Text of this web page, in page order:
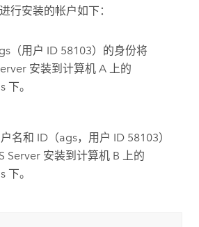
行安装的帐户如下：
（用户 ID 58103）的身份将
安装到计算机 A 上的
下。
名和 ID（ags，用户 ID 58103）
Server 安装到计算机 B 上的
下。